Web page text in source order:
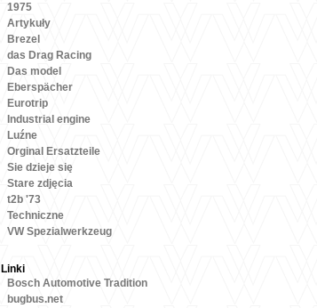
1975
Artykuły
Brezel
das Drag Racing
Das model
Eberspächer
Eurotrip
Industrial engine
Luźne
Orginal Ersatzteile
Sie dzieje się
Stare zdjęcia
t2b '73
Techniczne
VW Spezialwerkzeug
Linki
Bosch Automotive Tradition
bugbus.net